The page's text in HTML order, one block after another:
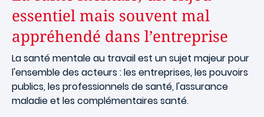
essentiel mais souvent mal
appréhendé dans l’entreprise
La santé mentale au travail est un sujet majeur pour
l'ensemble des acteurs : les entreprises, les pouvoirs
publics, les professionnels de santé, l'assurance
maladie et les complémentaires santé.